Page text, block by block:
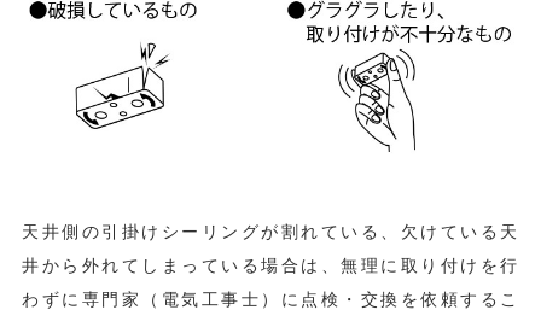
天井側の引掛けシーリングが割れている、欠けている天
井から外れてしまっている場合は、無理に取り付けを行
わずに専門家（電気工事士）に点検・交換を依頼するこ